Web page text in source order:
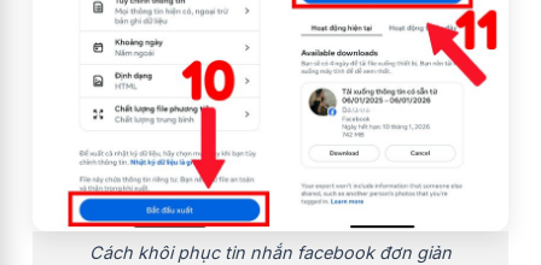
Cách khôi phục tin nhắn facebook đơn giản